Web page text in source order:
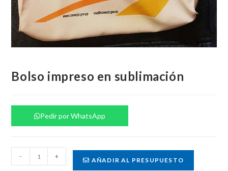
Bolso impreso en sublimación
Pedir por WhatsApp
impreso
- + AÑADIR AL PRESUPUESTO